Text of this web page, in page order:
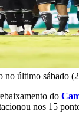
no último sábado
do
nos 15